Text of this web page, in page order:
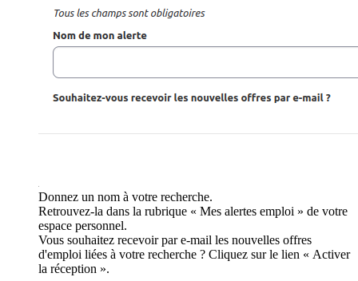
Donnez un nom à votre recherche.
Retrouvez-la dans la rubrique « Mes alertes emploi » de votre
espace personnel.
Vous souhaitez recevoir par e-mail les nouvelles offres
d'emploi liées à votre recherche ? Cliquez sur le lien « Activer
la réception ».